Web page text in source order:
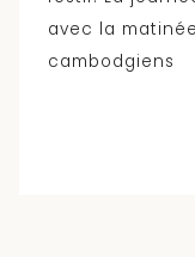
avec la
cambodgiens